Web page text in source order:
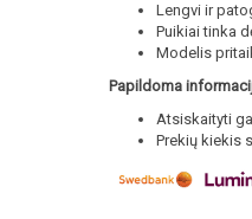
Lengvi ir
Puikiai tinka
Modelis
Papildoma
Atsiskaityti
Prekių kiekis